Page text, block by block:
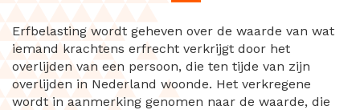
Erfbelasting wordt geheven over de waarde van wat
iemand krachtens erfrecht verkrijgt door het
overlijden van een persoon, die ten tijde van zijn
overlijden in Nederland woonde. Het verkregene
wordt in aanmerking genomen naar de waarde, die